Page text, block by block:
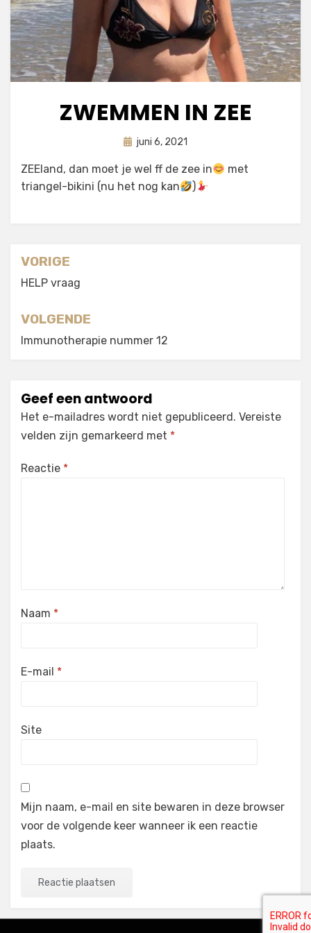
ZWEMMEN IN ZEE
doorastrid
Geplaatst
juni 6, 2021
ZEEland, dan moet je wel ff de zee in
met
triangel-bikini (nu het nog kan
)
Berichtnavigatie
VORIGE
HELP vraag
VOLGENDE
Immunotherapie nummer 12
Geef een antwoord
Het e-mailadres wordt niet gepubliceerd. Vereiste
velden zijn gemarkeerd met *
Reactie *
Naam *
E-mail *
Site
Mijn naam, e-mail en site bewaren in deze browser
voor de volgende keer wanneer ik een reactie
plaats.